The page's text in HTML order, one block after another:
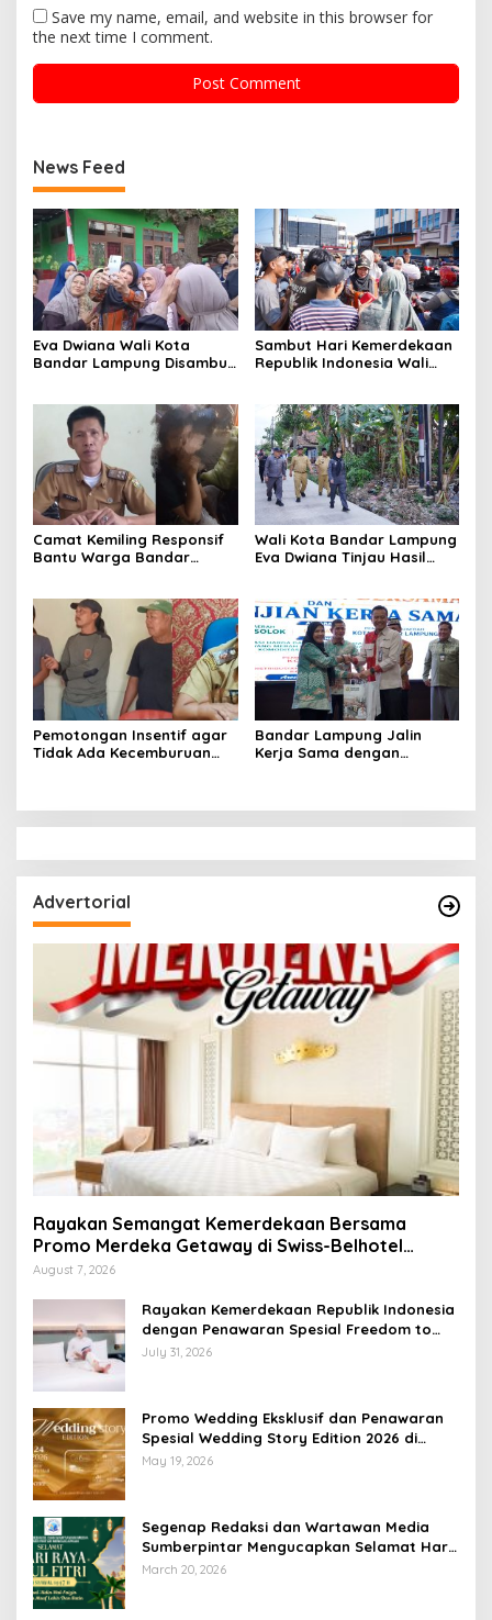
Save my name, email, and website in this browser for
the next time I comment.
News Feed
Eva Dwiana Wali Kota
Bandar Lampung Disambut
Way Kandis
Sambut Hari Kemerdekaan
Republik Indonesia Wali
Putih ke Warga
Camat Kemiling Responsif
Bantu Warga Bandar
Wali Kota Bandar Lampung
Eva Dwiana Tinjau Hasil
Pemotongan Insentif agar
Tidak Ada Kecemburuan
Bandar Lampung Jalin
Kerja Sama dengan
Advertorial
Rayakan Semangat Kemerdekaan Bersama
Promo Merdeka Getaway di Swiss-Belhotel
Lampung
August 7, 2026
Rayakan Kemerdekaan Republik Indonesia
dengan Penawaran Spesial Freedom to
Relax di Holiday Inn Lampung Bukit Randu
July 31, 2026
Promo Wedding Eksklusif dan Penawaran
Spesial Wedding Story Edition 2026 di
Swiss-Belhotel Lampung
May 19, 2026
Segenap Redaksi dan Wartawan Media
Sumberpintar Mengucapkan Selamat Hari
Raya Idul Fitri 1447 Hijriyah / 2026 M
March 20, 2026